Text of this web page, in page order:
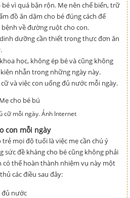
vì quá bận rộn. Mẹ nên chế biến, trữ
đồ ăn dặm cho bé đúng cách để
về đường ruột cho con.
dưỡng cần thiết trong thực đơn ăn
học, không ép bé và cũng không
nhẫn trong những ngày này.
và việc con uống đủ nước mỗi ngày.
cữ mỗi ngày. Ảnh Internet
con mỗi ngày
mọi độ tuổi là việc mẹ cần chú ý
sức đề kháng cho bé cũng không phải
có thể hoàn thành nhiệm vụ này một
các điều sau đây:
đủ nước